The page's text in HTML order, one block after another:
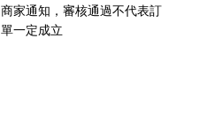
商家通知，審核通過不代表訂
單一定成立